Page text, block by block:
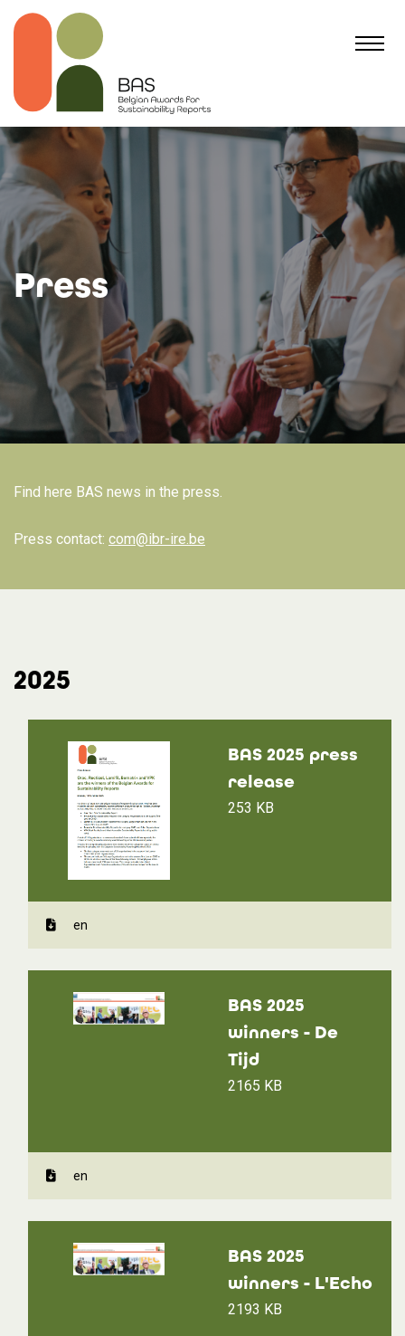
Press
Find here BAS news in the press.
Press contact: com@ibr-ire.be
2025
BAS 2025 press
release
253 KB
en
BAS 2025
winners - De
Tijd
2165 KB
en
BAS 2025
winners - L'Echo
2193 KB